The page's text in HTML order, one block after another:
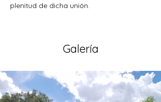
plenitud de dicha unión.
Galería